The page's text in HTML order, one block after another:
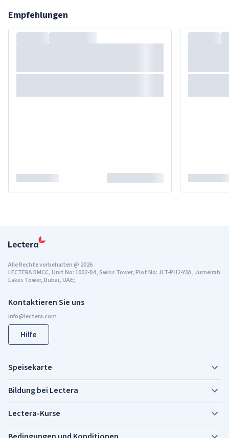
Empfehlungen
Kontaktieren Sie uns
Hilfe
Alle Rechte vorbehalten@ 2026
LECTERA DMCC, Unit No: 1002-D4, Swiss Tower, Plot No: JLT-PH2-Y3A, Jumeirah
Lakes Tower, Dubai, UAE;
Speisekarte
Bildung bei Lectera
Lectera-Kurse